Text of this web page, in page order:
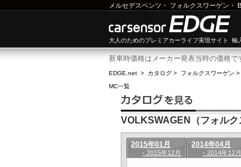
メルセデスベンツ ・ フォルクスワーゲン ・
大人のためのプレミアカーライフ実現サイト 輸
新車時価格はメーカー発表当時の価格で
EDGE.net > カタログ > フォルクスワーゲン >
MC一覧
VOLKSWAGEN（フォル
2015年01月
- 2015年12月
2014年04月
- 2014年12月